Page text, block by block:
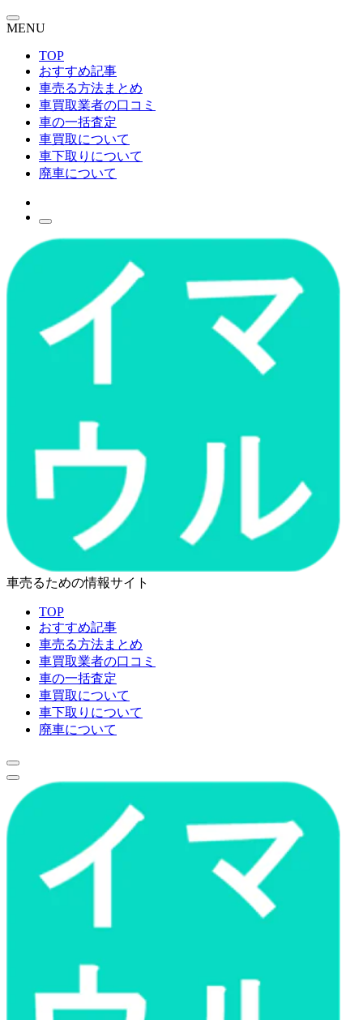
MENU
TOP
おすすめ記事
車売る方法まとめ
車買取業者の口コミ
車の一括査定
車買取について
車下取りについて
廃車について
車売るための情報サイト
TOP
おすすめ記事
車売る方法まとめ
車買取業者の口コミ
車の一括査定
車買取について
車下取りについて
廃車について